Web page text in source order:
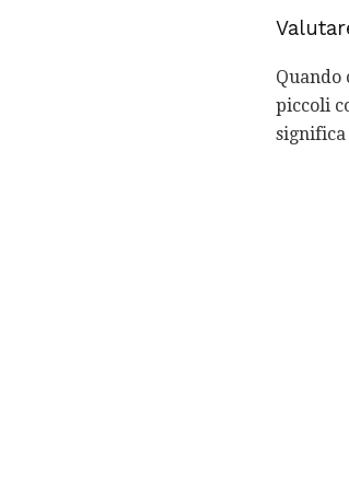
piccoli
significa